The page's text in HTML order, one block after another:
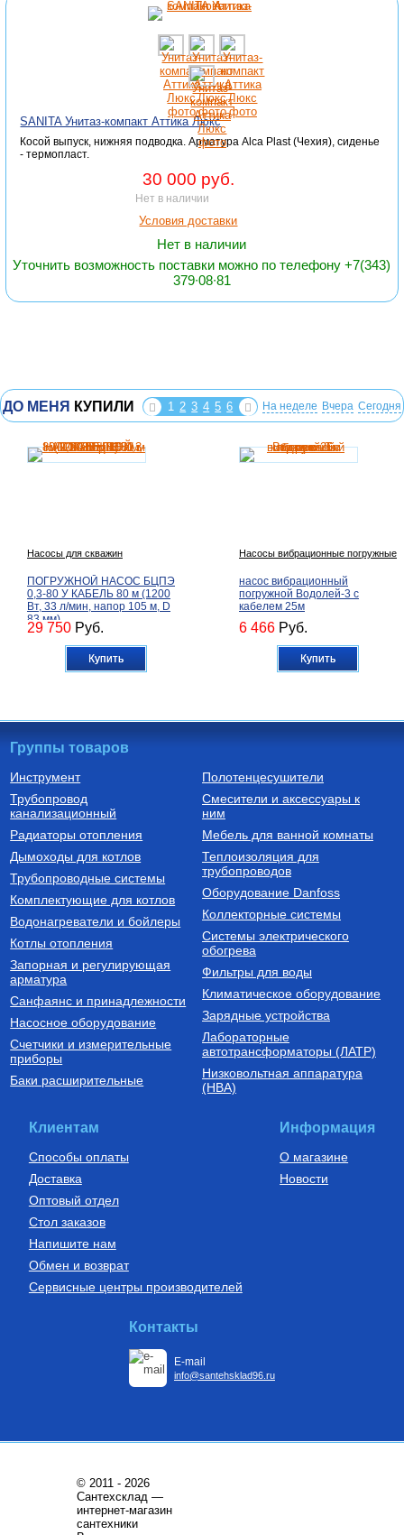
SANITA Унитаз-компакт Аттика Люкс
Косой выпуск, нижняя подводка. Арматура Alca Plast (Чехия), сиденье
- термопласт.
30 000 руб.
Нет в наличии
Условия доставки
Нет в наличии
Уточнить возможность поставки можно по телефону +7(343)
379∙08∙81
ДО МЕНЯ КУПИЛИ 1 2 3 4 5 6 На неделе Вчера Сегодня
Насосы для скважин
ПОГРУЖНОЙ НАСОС БЦПЭ
0,3-80 У КАБЕЛЬ 80 м (1200
Вт, 33 л/мин, напор 105 м, D
83 мм)
29 750 Руб.
Купить
Насосы вибрационные погружные
насос вибрационный
погружной Водолей-3 с
кабелем 25м
6 466 Руб.
Купить
Бойлеры (водонагреватели
косвенного нагрева)
нагрева напольный из
нержавеющей стали STINOX F
500 л., арт.: 805F0050
127 190Руб.
Купить
Трубы из сшитого полиэтилена
Труба напорная из сшитого
полиэтилена с барьерным
слоем EVOH, тип PE-Xa
16(2.2) бухта 100 м,
VA1622.3.C.100
7 300Руб.
Котлы газовые настенные
Котел газовый настенный
одноконтурный Vitabel HF 32
63 890Руб.
Купить
Дымоходы для котлов DN 80
(традиционные)
Элемент дымохода DN80
Руб.
Купить
Бойлеры (водонагреватели
Водонагреватель косвенного
нагрева напольный из
нержавеющей стали STINOX F
200 л., арт.: 805F0020
Установки канализационные
33 170
Группы товаров
Инструмент
Трубопровод
канализационный
Радиаторы отопления
Дымоходы для котлов
Трубопроводные системы
Комплектующие для котлов
Водонагреватели и бойлеры
Котлы отопления
Запорная и регулирующая
арматура
Санфаянс и принадлежности
Насосное оборудование
Счетчики и измерительные
приборы
Баки расширительные
Полотенцесушители
Смесители и аксессуары к
ним
Мебель для ванной комнаты
Теплоизоляция для
трубопроводов
Оборудование Danfoss
Коллекторные системы
Системы электрического
обогрева
Фильтры для воды
Климатическое оборудование
Зарядные устройства
Лабораторные
автотрансформаторы (ЛАТР)
Низковольтная аппаратура
(НВА)
Клиентам
Способы оплаты
Доставка
Оптовый отдел
Стол заказов
Напишите нам
Обмен и возврат
Сервисные центры производителей
Информация
О магазине
Новости
Контакты
E-mail
info@santehsklad96.ru
© 2011 - 2026
Сантехсклад —
интернет-магазин
сантехники